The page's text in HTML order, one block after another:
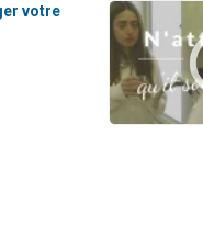
votre